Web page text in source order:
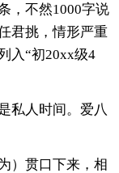
，不然1000字说
君挑，情形严重
入“初20xx级4
私人时间。爱八
）贯口下来，相